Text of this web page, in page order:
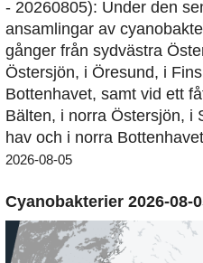
- 20260805): Under den
ansamlingar av
gånger från sydvästra
Östersjön, i Öresund, i
Bottenhavet, samt vid ett
Bälten, i norra Östersjön, i
hav och i norra
2026-08-05
Cyanobakterier 2026-08-